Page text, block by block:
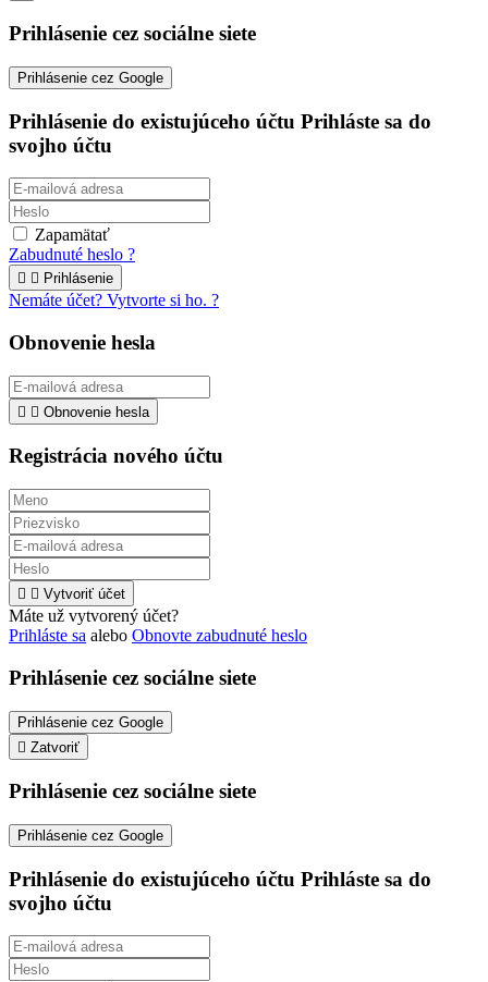
Prihlásenie cez sociálne siete
Prihlásenie cez Google
Prihlásenie do existujúceho účtu Prihláste sa do
svojho účtu
Zapamätať
Zabudnuté heslo ?
  Prihlásenie
Nemáte účet? Vytvorte si ho. ?
Obnovenie hesla
  Obnovenie hesla
Registrácia nového účtu
  Vytvoriť účet
Máte už vytvorený účet?
Prihláste sa alebo Obnovte zabudnuté heslo
Prihlásenie cez sociálne siete
Prihlásenie cez Google
 Zatvoriť
Prihlásenie cez sociálne siete
Prihlásenie cez Google
Prihlásenie do existujúceho účtu Prihláste sa do
svojho účtu